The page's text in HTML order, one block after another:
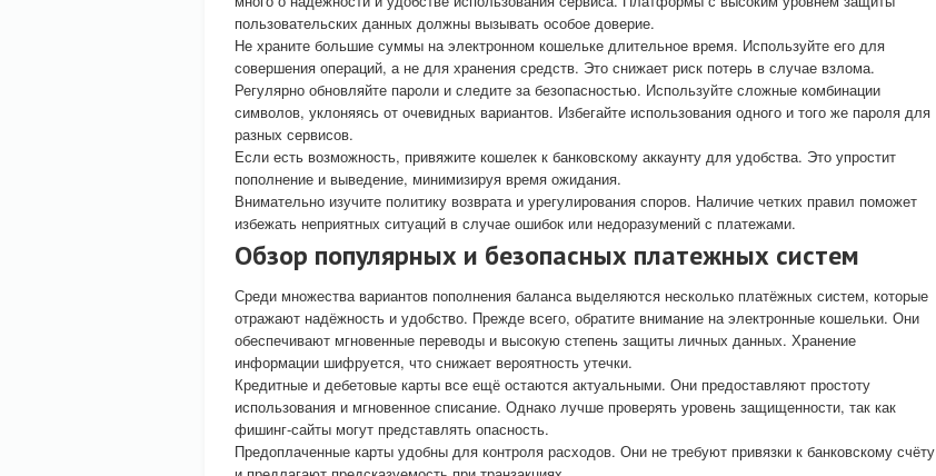
пользовательских данных должны вызывать особое доверие.
Не храните большие суммы на электронном кошельке длительное время. Используйте его для
совершения операций, а не для хранения средств. Это снижает риск потерь в случае взлома.
Регулярно обновляйте пароли и следите за безопасностью. Используйте сложные комбинации
символов, уклоняясь от очевидных вариантов. Избегайте использования одного и того же пароля для
разных сервисов.
Если есть возможность, привяжите кошелек к банковскому аккаунту для удобства. Это упростит
пополнение и выведение, минимизируя время ожидания.
Внимательно изучите политику возврата и урегулирования споров. Наличие четких правил поможет
избежать неприятных ситуаций в случае ошибок или недоразумений с платежами.
Обзор популярных и безопасных платежных систем
Среди множества вариантов пополнения баланса выделяются несколько платёжных систем, которые
отражают надёжность и удобство. Прежде всего, обратите внимание на электронные кошельки. Они
обеспечивают мгновенные переводы и высокую степень защиты личных данных. Хранение
информации шифруется, что снижает вероятность утечки.
Кредитные и дебетовые карты все ещё остаются актуальными. Они предоставляют простоту
использования и мгновенное списание. Однако лучше проверять уровень защищенности, так как
фишинг-сайты могут представлять опасность.
Предоплаченные карты удобны для контроля расходов. Они не требуют привязки к банковскому счёту